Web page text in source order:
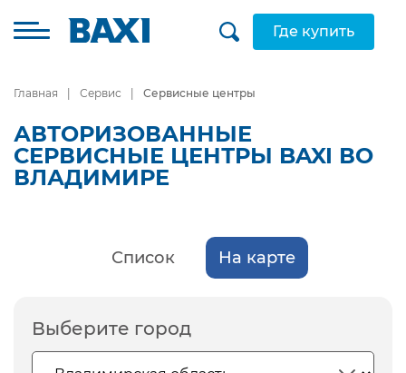
Где купить
Главная Сервис Сервисные центры
АВТОРИЗОВАННЫЕ
СЕРВИСНЫЕ ЦЕНТРЫ BAXI ВО
ВЛАДИМИРЕ
Список На карте
Выберите город